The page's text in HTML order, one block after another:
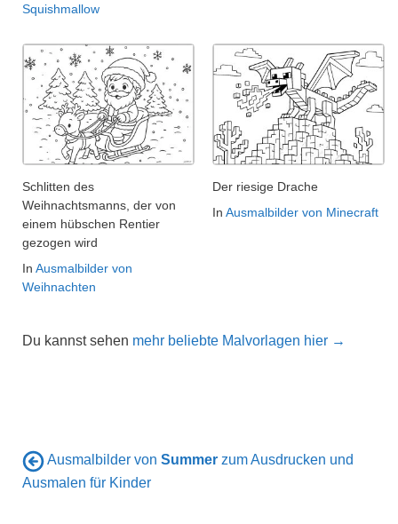
Squishmallow
Schlitten des
Weihnachtsmanns, der von
einem hübschen Rentier
gezogen wird
In Ausmalbilder von
Weihnachten
Der riesige Drache
In Ausmalbilder von Minecraft
Du kannst sehen mehr beliebte Malvorlagen hier →
Ausmalbilder von Summer zum Ausdrucken und
Ausmalen für Kinder